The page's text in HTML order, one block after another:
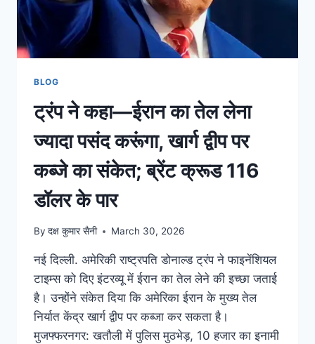
BLOG
ट्रंप ने कहा—ईरान का तेल लेना
ज्यादा पसंद करूंगा, खार्ग द्वीप पर
कब्जे का संकेत; ब्रेंट क्रूड 116
डॉलर के पार
By दक्ष कुमार सैनी March 30, 2026
नई दिल्ली. अमेरिकी राष्ट्रपति डोनाल्ड ट्रंप ने फाइनेंशियल
टाइम्स को दिए इंटरव्यू में ईरान का तेल लेने की इच्छा जताई
है। उन्होंने संकेत दिया कि अमेरिका ईरान के मुख्य तेल
निर्यात केंद्र खार्ग द्वीप पर कब्जा कर सकता है।
मुजफ्फरनगर: खतौली में पुलिस मुठभेड़, 10 हजार का इनामी